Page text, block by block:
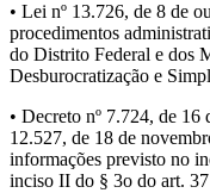
• Lei nº 13.726, de 8 de
procedimentos
do Distrito Federal e dos
Desburocratização e
• Decreto nº 7.724, de
12.527, de 18 de
informações previsto no
inciso II do § 3o do art.